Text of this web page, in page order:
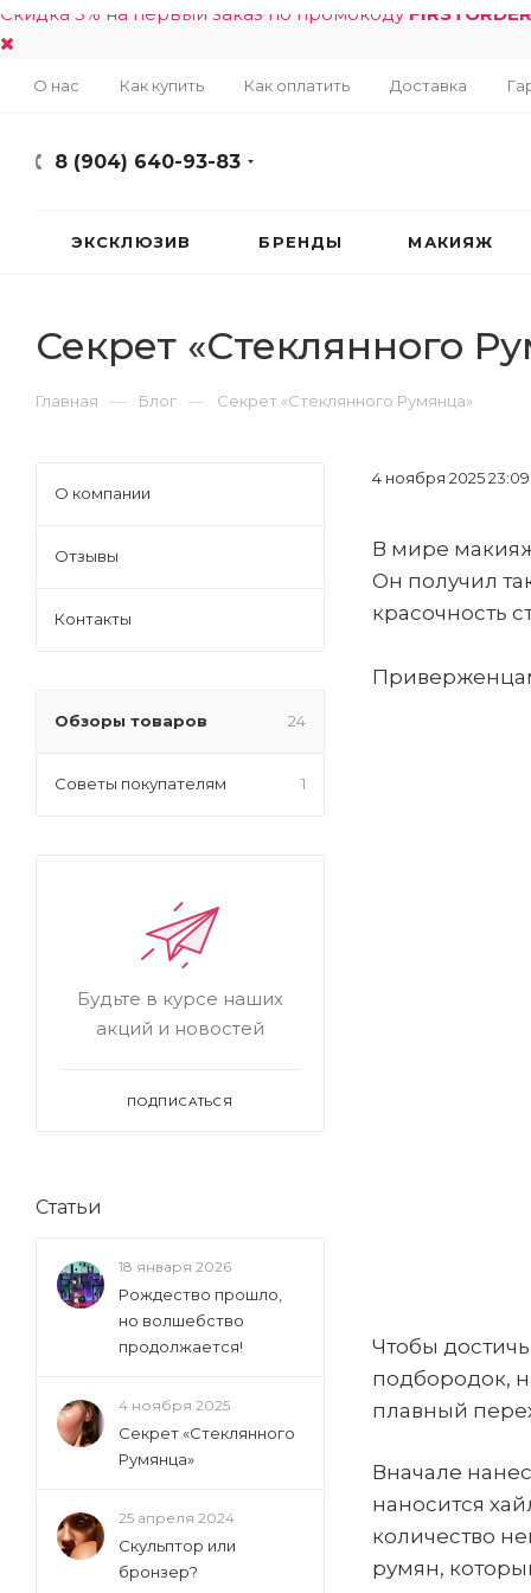
Скидка 5% на первый заказ по промокоду FIRSTORDER
О нас Как купить Как оплатить Доставка
8 (904) 640-93-83
ЭКСКЛЮЗИВ БРЕНДЫ МАКИЯЖ
Секрет «Стеклянного
Главная — Блог — Секрет «Стеклянного Румянца»
4 ноября 2025 23:09
В мире
Он получил
красочность
Чтобы
подбородок,
плавный
Вначале
наносится
количество
румян,
О компании
Отзывы
Контакты
Обзоры товаров 24
Советы покупателям 1
Будьте в курсе наших
акций и новостей
ПОДПИСАТЬСЯ
Статьи
18 января 2026
Рождество прошло,
но волшебство
продолжается!
4 ноября 2025
Секрет «Стеклянного
Румянца»
25 апреля 2024
Скульптор или
бронзер?